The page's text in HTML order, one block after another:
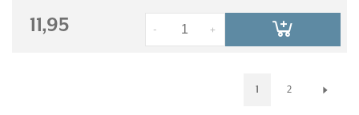
11,95 +
-
1 2